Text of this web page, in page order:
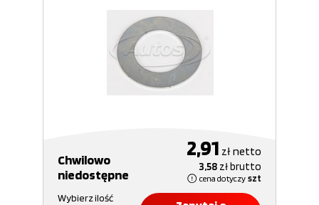
Chwilowo
niedostępne
2,91 złnetto
3,58 złbrutto
cena dotyczy szt
Wybierz ilość